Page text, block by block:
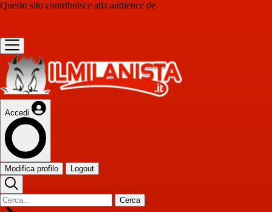
Questo sito contribuisce alla audience de
Accedi
Modifica profilo Logout
Cerca